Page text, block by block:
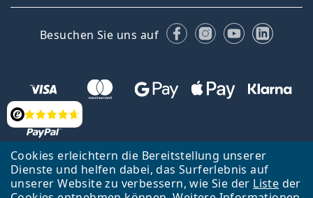
Cookies erleichtern die Bereitstellung unserer
Dienste und helfen dabei, das Surferlebnis auf
unserer Website zu verbessern, wie Sie der Liste der
Bewertung
Besuchen Sie uns auf FacebookInstagram
YouTube
Zurück zur Hauptseite Nach oben
Français